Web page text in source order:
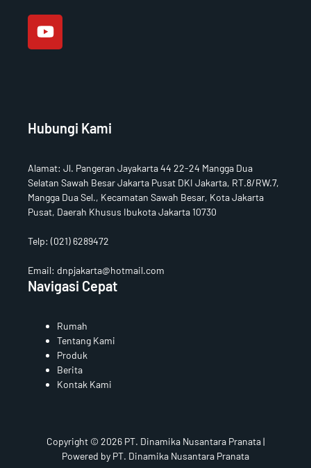
o
u
t
Hubungi Kami
Alamat: Jl. Pangeran Jayakarta 44 22-24 Mangga Dua
Selatan Sawah Besar Jakarta Pusat DKI Jakarta, RT.8/RW.7,
Mangga Dua Sel., Kecamatan Sawah Besar, Kota Jakarta
Pusat, Daerah Khusus Ibukota Jakarta 10730
Telp: (021) 6289472
Email: dnpjakarta@hotmail.com
Navigasi Cepat
Rumah
Tentang Kami
Produk
Berita
Kontak Kami
Copyright © 2026 PT. Dinamika Nusantara Pranata |
Powered by PT. Dinamika Nusantara Pranata